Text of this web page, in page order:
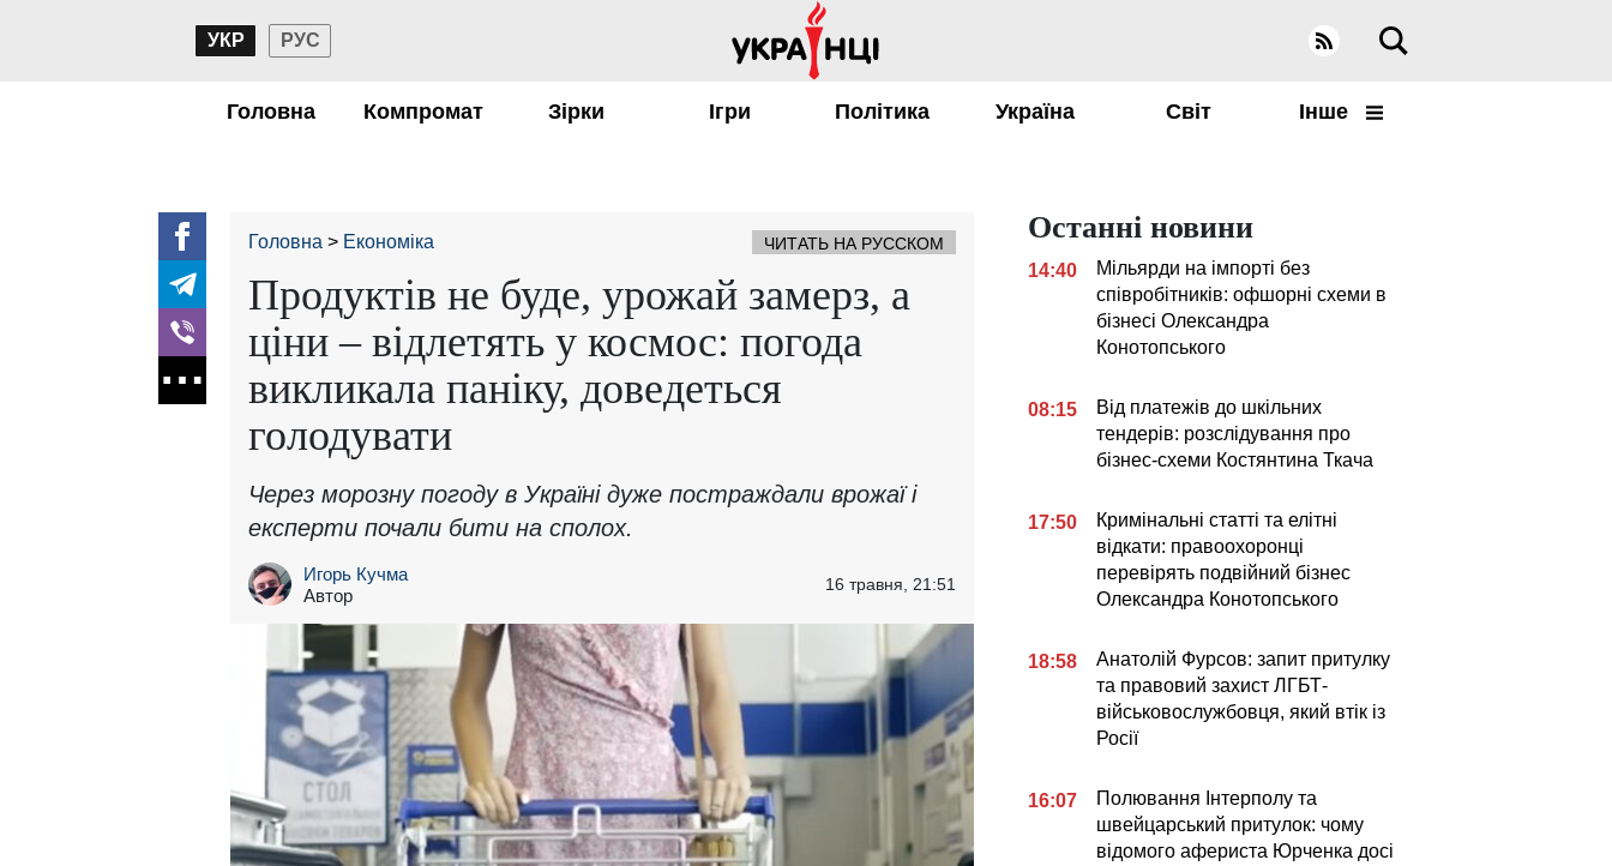
УКР РУС
Головна Компромат Зірки Ігри Політика Україна Світ Інше
Головна Економіка ЧИТАТЬ НА РУССКОМ
Продуктів не буде, урожай замерз, а
ціни – відлетять у космос: погода
викликала паніку, доведеться
голодувати
Через морозну погоду в Україні дуже постраждали врожаї і
експерти почали бити на сполох.
Игорь Кучма
Автор
16 травня, 21:51
Останні новини
14:40
Мільярди на імпорті без
співробітників: офшорні схеми в
бізнесі Олександра
Конотопського
08:15
Від платежів до шкільних
тендерів: розслідування про
бізнес-схеми Костянтина Ткача
17:50
Кримінальні статті та елітні
відкати: правоохоронці
перевірять подвійний бізнес
Олександра Конотопського
18:58
Анатолій Фурсов: запит притулку
та правовий захист ЛГБТ-
військовослужбовця, який втік із
Росії
16:07
Полювання Інтерполу та
швейцарський притулок: чому
відомого афериста Юрченка досі